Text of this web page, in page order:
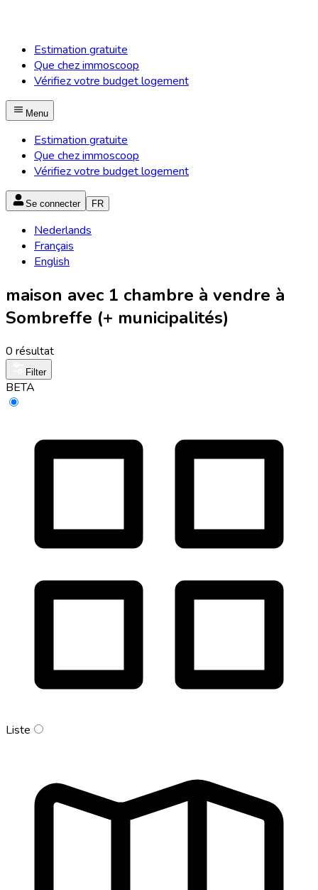
Estimation gratuite
Que chez immoscoop
Vérifiez votre budget logement
Menu
Estimation gratuite
Que chez immoscoop
Vérifiez votre budget logement
Se connecter FR
Nederlands
Français
English
maison avec 1 chambre à vendre à
Sombreffe (+ municipalités)
0 résultat
Filter
BETA
Liste